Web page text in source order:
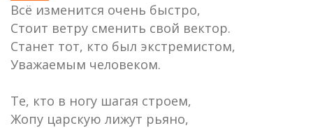
Всё изменится очень быстро,
Стоит ветру сменить свой вектор.
Станет тот, кто был экстремистом,
Уважаемым человеком.
Те, кто в ногу шагая строем,
Жопу царскую лижут рьяно,